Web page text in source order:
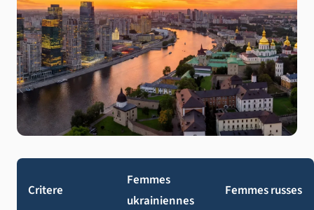
Critere
Femmes
ukrainiennes
Femmes russes